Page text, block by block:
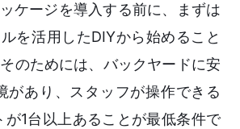
ケージを導入する前に、まずは
を活用したDIYから始めること
のためには、バックヤードに安
があり、スタッフが操作できる
が1台以上あることが最低条件で